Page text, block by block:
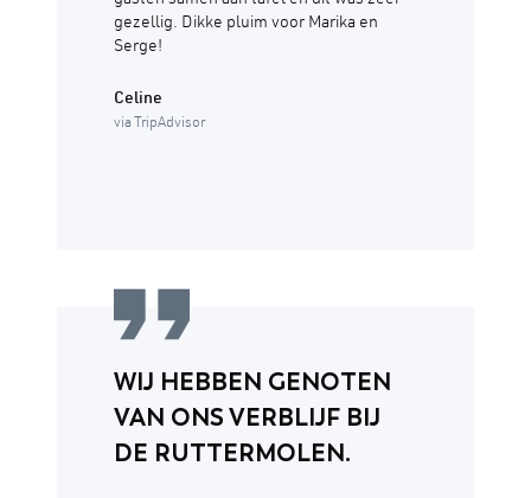
gezellig. Dikke pluim voor Marika en
Serge!
Celine
via TripAdvisor
WIJ HEBBEN GENOTEN
VAN ONS VERBLIJF BIJ
DE RUTTERMOLEN.